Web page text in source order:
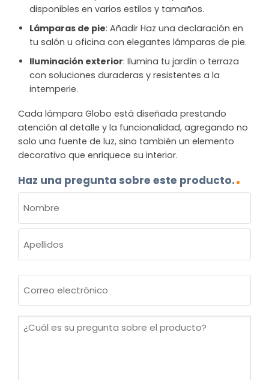
disponibles en varios estilos y tamaños.
Lámparas de pie: Añadir Haz una declaración en
tu salón u oficina con elegantes lámparas de pie.
Iluminación exterior: Ilumina tu jardín o terraza
con soluciones duraderas y resistentes a la
intemperie.
Cada lámpara Globo está diseñada prestando
atención al detalle y la funcionalidad, agregando no
solo una fuente de luz, sino también un elemento
decorativo que enriquece su interior.
Haz una pregunta sobre este producto.
(OBLIGATORIO)
Nombre
electrónico
¿Cuál